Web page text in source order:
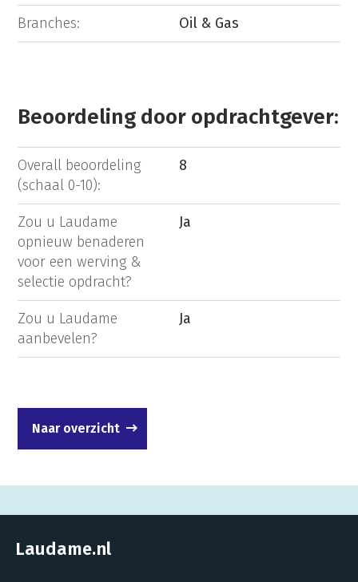
Branches: Oil & Gas
Beoordeling door opdrachtgever:
Overall beoordeling
(schaal 0-10):
8
Zou u Laudame
opnieuw benaderen
voor een werving &
selectie opdracht?
Ja
Zou u Laudame
aanbevelen?
Ja
Naar overzicht
Laudame.nl